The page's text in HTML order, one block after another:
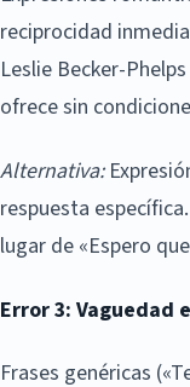
reciprocidad
Leslie Becker-
ofrece sin
Alternativa:
respuesta
lugar de «Espero
Error 3: Vaguedad
Frases genéricas